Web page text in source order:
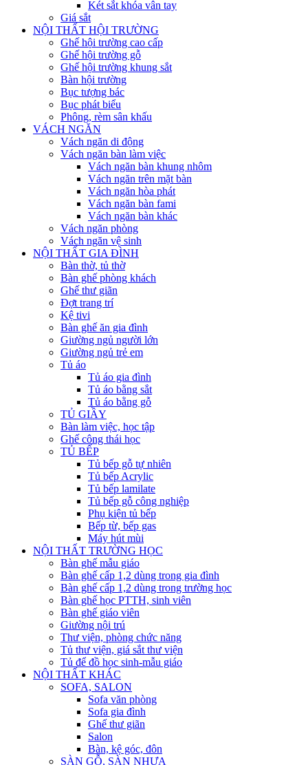
Két sắt khóa vân tay
Giá sắt
NỘI THẤT HỘI TRƯỜNG
Ghế hội trường cao cấp
Ghế hội trường gỗ
Ghế hội trường khung sắt
Bàn hội trường
Bục tượng bác
Bục phát biểu
Phông, rèm sân khấu
VÁCH NGĂN
Vách ngăn di động
Vách ngăn bàn làm việc
Vách ngăn bàn khung nhôm
Vách ngăn trên mặt bàn
Vách ngăn hòa phát
Vách ngăn bàn fami
Vách ngăn bàn khác
Vách ngăn phòng
Vách ngăn vệ sinh
NỘI THẤT GIA ĐÌNH
Bàn thờ, tủ thờ
Bàn ghế phòng khách
Ghế thư giãn
Đợt trang trí
Kệ tivi
Bàn ghế ăn gia đình
Giường ngủ người lớn
Giường ngủ trẻ em
Tủ áo
Tủ áo gia đình
Tủ áo bằng sắt
Tủ áo bằng gỗ
TỦ GIẦY
Bàn làm việc, học tập
Ghế công thái học
TỦ BẾP
Tủ bếp gỗ tự nhiên
Tủ bếp Acrylic
Tủ bếp lamilate
Tủ bếp gỗ công nghiệp
Phụ kiện tủ bếp
Bếp từ, bếp gas
Máy hút mùi
NỘI THẤT TRƯỜNG HỌC
Bàn ghế mẫu giáo
Bàn ghế cấp 1,2 dùng trong gia đình
Bàn ghế cấp 1,2 dùng trong trường học
Bàn ghế học PTTH, sinh viên
Bàn ghế giáo viên
Giường nội trú
Thư viện, phòng chức năng
Tủ thư viện, giá sắt thư viện
Tủ để đồ học sinh-mẫu giáo
NỘI THẤT KHÁC
SOFA, SALON
Sofa văn phòng
Sofa gia đình
Ghế thư giãn
Salon
Bàn, kệ góc, đôn
SÀN GỖ, SÀN NHỰA